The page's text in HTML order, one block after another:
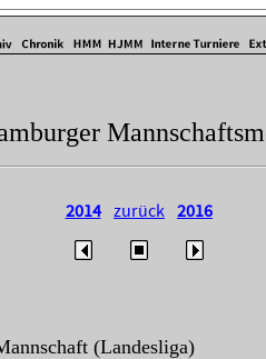
2014 zurück 2016
(Landesliga)